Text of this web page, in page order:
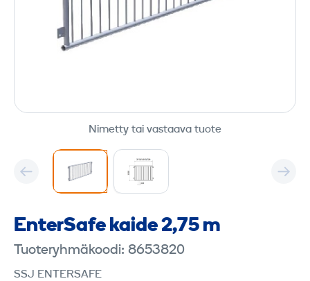
Nimetty tai vastaava tuote
EnterSafe kaide 2,75 m
Tuoteryhmäkoodi: 8653820
SSJ ENTERSAFE